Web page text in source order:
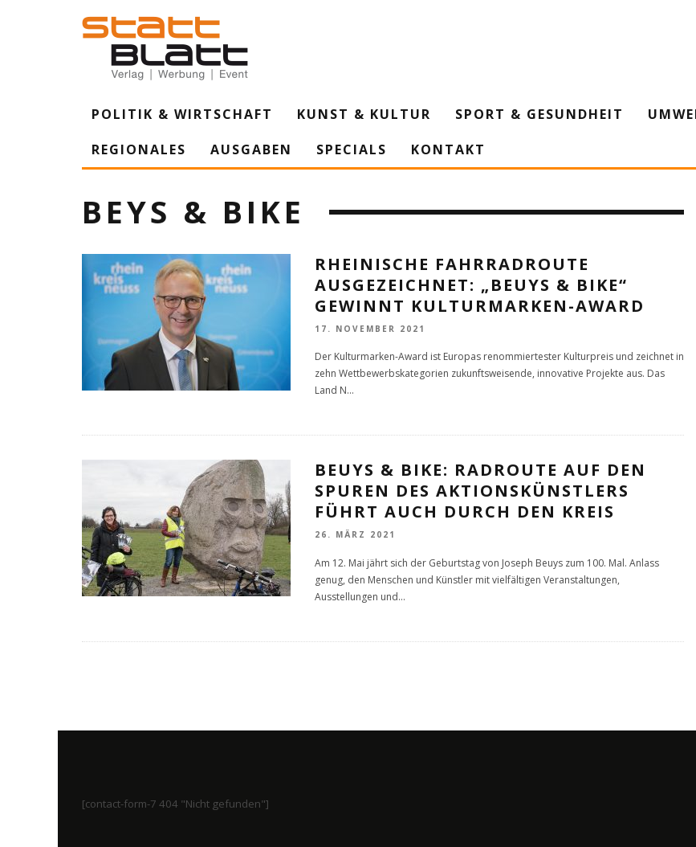
POLITIK & WIRTSCHAFT KUNST & KULTUR SPORT & GESUNDHEIT
REGIONALES
AUSGABEN SPECIALS KONTAKT
BEYS & BIKE
RHEINISCHE FAHRRADROUTE
AUSGEZEICHNET: „BEUYS & BIKE“
GEWINNT KULTURMARKEN-AWARD
17. NOVEMBER 2021
Der Kulturmarken-Award ist Europas renommiertester Kulturpreis und zeichnet in
zehn Wettbewerbskategorien zukunftsweisende, innovative Projekte aus. Das
Land N...
BEUYS & BIKE: RADROUTE AUF DEN
SPUREN DES AKTIONSKÜNSTLERS
FÜHRT AUCH DURCH DEN KREIS
26. MÄRZ 2021
Am 12. Mai jährt sich der Geburtstag von Joseph Beuys zum 100. Mal. Anlass
genug, den Menschen und Künstler mit vielfältigen Veranstaltungen,
Ausstellungen und...
[contact-form-7 404 "Nicht gefunden"]